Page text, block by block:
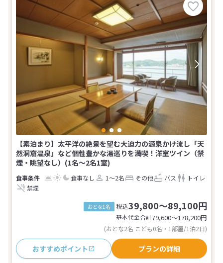
【素泊まり】太平洋の絶景を望む大迫力の源泉かけ流し「天
然洞窟温泉」など個性豊かな湯巡りを満喫！洋室ツイン（禁
煙・眺望なし）(1名～2名1室)
食事なし 1～2名 その他 バス
トイレ
禁煙
おとな1名 税込39,800～89,100円
基本代金合計79,600〜178,200円
(おとな2名 こども0名・1部屋/1泊2日)
おすすめポイント プランの詳細